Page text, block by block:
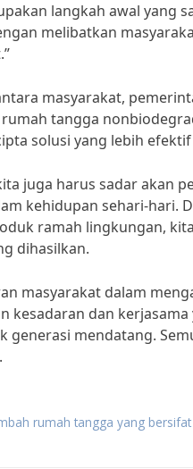
langkah awal yang
melibatkan
masyarakat,
tangga
solusi yang lebih
juga harus sadar akan
kehidupan sehari-hari.
ramah lingkungan,
dihasilkan.
masyarakat dalam
kesadaran dan
generasi mendatang.
rumah tangga yang